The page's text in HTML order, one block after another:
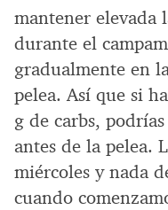
mantener elevada
durante el
gradualmente en
pelea. Así que si
g de carbs,
antes de la pelea.
miércoles y nada
cuando